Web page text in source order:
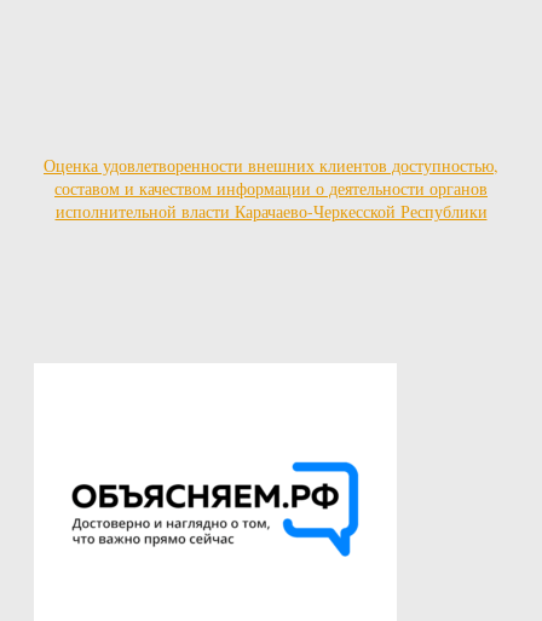
Оценка удовлетворенности внешних клиентов доступностью,
составом и качеством информации о деятельности органов
исполнительной власти Карачаево-Черкесской Республики